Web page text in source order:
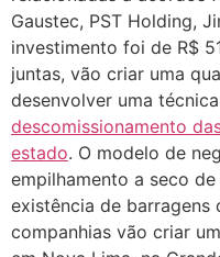
Gaustec, PST Holding,
investimento foi de R$
juntas, vão criar uma
desenvolver uma técnica
descomissionamento
estado. O modelo de
empilhamento a seco
existência de barragens
companhias vão criar